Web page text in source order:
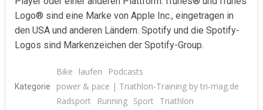
Logo® sind eine Marke von Apple Inc., eingetragen in
den USA und anderen Ländern. Spotify und die Spotify-
Logos sind Markenzeichen der Spotify-Group.
Kategorie
Bike laufen
Podcasts
power & pace | Triathlon-Training by tri-mag.de
Radsport
Running Sport Triathlon